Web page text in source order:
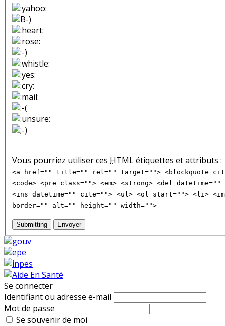
Vous pourriez utiliser ces HTMLétiquettes et attributs :
<a href="" title="" rel="" target=""> <blockquote
<code> <pre class=""> <em> <strong> <del
<ins datetime="" cite=""> <ul> <ol start=""> <li>
border="" alt="" height="" width="">
Submitting Envoyer
Se connecter
Identifiant ou adresse e-mail
Mot de passe
Se souvenir de moi